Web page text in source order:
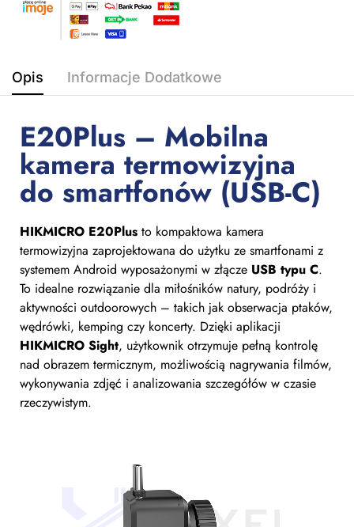
Opis Informacje Dodatkowe
E20Plus – Mobilna
kamera termowizyjna
do smartfonów (USB-C)
HIKMICRO E20Plus to kompaktowa kamera
termowizyjna zaprojektowana do użytku ze smartfonami z
systemem Android wyposażonymi w złącze USB typu C.
To idealne rozwiązanie dla miłośników natury, podróży i
aktywności outdoorowych – takich jak obserwacja ptaków,
wędrówki, kemping czy koncerty. Dzięki aplikacji
HIKMICRO Sight, użytkownik otrzymuje pełną kontrolę
nad obrazem termicznym, możliwością nagrywania filmów,
wykonywania zdjęć i analizowania szczegółów w czasie
rzeczywistym.